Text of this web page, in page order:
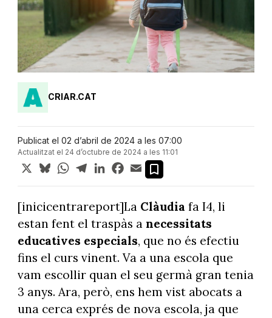
CRIAR.CAT
Publicat el 02 d’abril de 2024 a les 07:00
Actualitzat el 24 d’octubre de 2024 a les 11:01
X BlueskyWhatsApp
TelegramLinkedInFacebook
Email
[inicicentrareport]La Clàudia fa I4, li
estan fent el traspàs a necessitats
educatives especials, que no és efectiu
fins el curs vinent. Va a una escola que
vam escollir quan el seu germà gran tenia
3 anys. Ara, però, ens hem vist abocats a
una cerca exprés de nova escola, ja que